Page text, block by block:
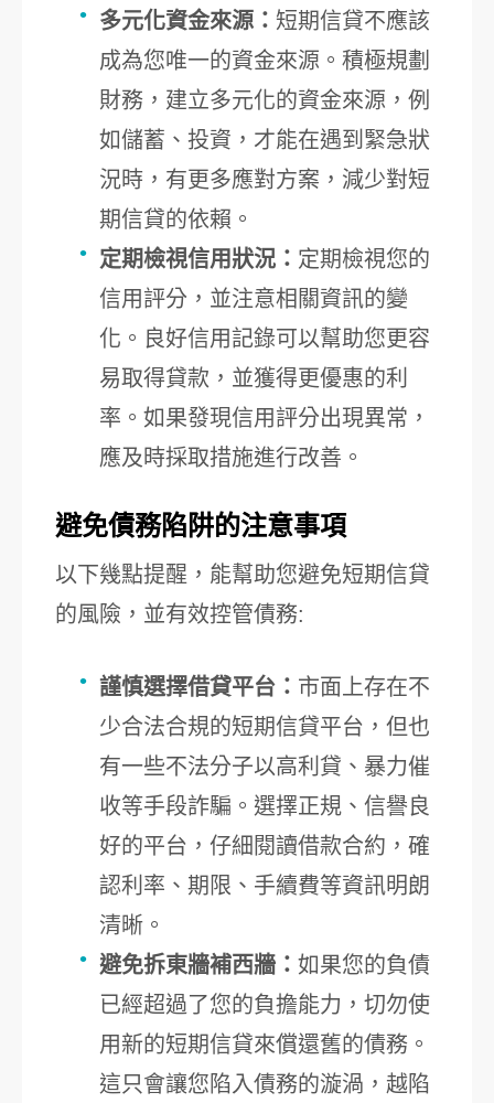
多元化資金來源： 短期信貸不應該
成為您唯一的資金來源。積極規劃
財務，建立多元化的資金來源，例
如儲蓄、投資，才能在遇到緊急狀
況時，有更多應對方案，減少對短
期信貸的依賴。
定期檢視信用狀況： 定期檢視您的
信用評分，並注意相關資訊的變
化。良好信用記錄可以幫助您更容
易取得貸款，並獲得更優惠的利
率。如果發現信用評分出現異常，
應及時採取措施進行改善。
避免債務陷阱的注意事項
以下幾點提醒，能幫助您避免短期信貸
的風險，並有效控管債務:
謹慎選擇借貸平台： 市面上存在不
少合法合規的短期信貸平台，但也
有一些不法分子以高利貸、暴力催
收等手段詐騙。選擇正規、信譽良
好的平台，仔細閱讀借款合約，確
認利率、期限、手續費等資訊明朗
清晰。
避免拆東牆補西牆： 如果您的負債
已經超過了您的負擔能力，切勿使
用新的短期信貸來償還舊的債務。
這只會讓您陷入債務的漩渦，越陷